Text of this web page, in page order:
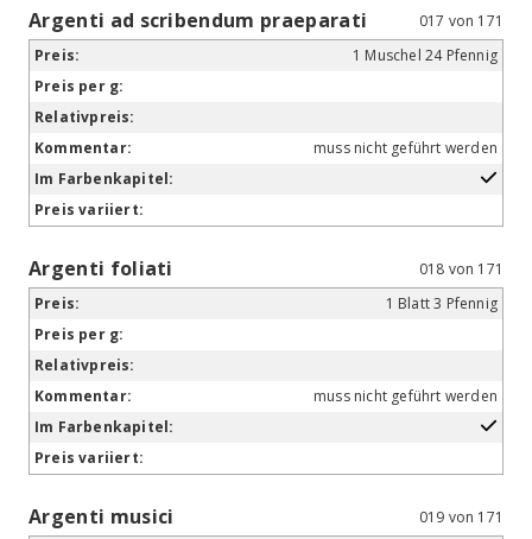
Argenti ad scribendum praeparati
017 von 171
1 Muschel 24 Pfennig
muss nicht geführt werden
Argenti foliati
018 von 171
1 Blatt 3 Pfennig
muss nicht geführt werden
Argenti musici
019 von 171